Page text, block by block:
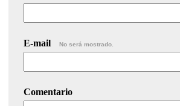
E-mail No será mostrado.
Comentario